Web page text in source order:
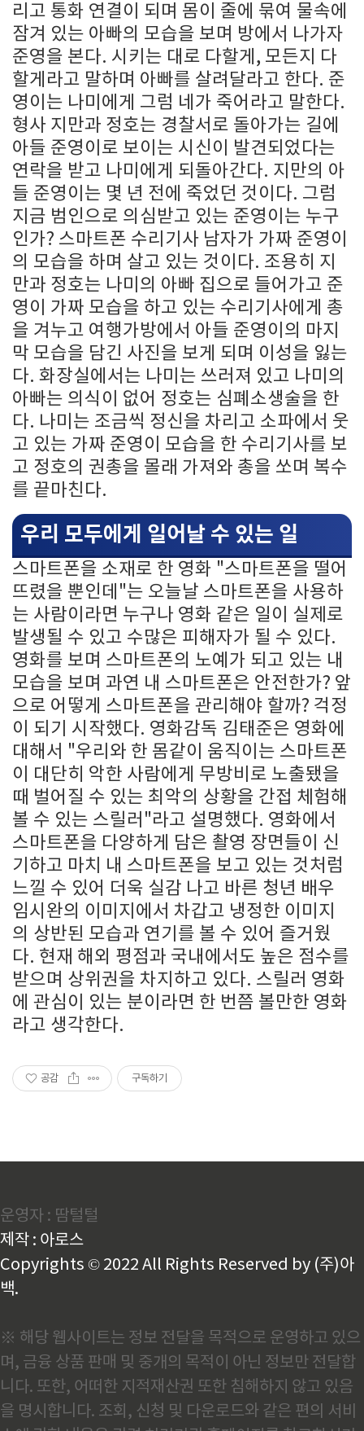
리고 통화 연결이 되며 몸이 줄에 묶여 물속에
잠겨 있는 아빠의 모습을 보며 방에서 나가자
준영을 본다. 시키는 대로 다할게, 모든지 다
할게라고 말하며 아빠를 살려달라고 한다. 준
영이는 나미에게 그럼 네가 죽어라고 말한다.
형사 지만과 정호는 경찰서로 돌아가는 길에
아들 준영이로 보이는 시신이 발견되었다는
연락을 받고 나미에게 되돌아간다. 지만의 아
들 준영이는 몇 년 전에 죽었던 것이다. 그럼
지금 범인으로 의심받고 있는 준영이는 누구
인가? 스마트폰 수리기사 남자가 가짜 준영이
의 모습을 하며 살고 있는 것이다. 조용히 지
만과 정호는 나미의 아빠 집으로 들어가고 준
영이 가짜 모습을 하고 있는 수리기사에게 총
을 겨누고 여행가방에서 아들 준영이의 마지
막 모습을 담긴 사진을 보게 되며 이성을 잃는
다. 화장실에서는 나미는 쓰러져 있고 나미의
아빠는 의식이 없어 정호는 심폐소생술을 한
다. 나미는 조금씩 정신을 차리고 소파에서 웃
고 있는 가짜 준영이 모습을 한 수리기사를 보
고 정호의 권총을 몰래 가져와 총을 쏘며 복수
를 끝마친다.
우리 모두에게 일어날 수 있는 일
스마트폰을 소재로 한 영화 "스마트폰을 떨어
뜨렸을 뿐인데"는 오늘날 스마트폰을 사용하
는 사람이라면 누구나 영화 같은 일이 실제로
발생될 수 있고 수많은 피해자가 될 수 있다.
영화를 보며 스마트폰의 노예가 되고 있는 내
모습을 보며 과연 내 스마트폰은 안전한가? 앞
으로 어떻게 스마트폰을 관리해야 할까? 걱정
이 되기 시작했다. 영화감독 김태준은 영화에
대해서 "우리와 한 몸같이 움직이는 스마트폰
이 대단히 악한 사람에게 무방비로 노출됐을
때 벌어질 수 있는 최악의 상황을 간접 체험해
볼 수 있는 스릴러"라고 설명했다. 영화에서
스마트폰을 다양하게 담은 촬영 장면들이 신
기하고 마치 내 스마트폰을 보고 있는 것처럼
느낄 수 있어 더욱 실감 나고 바른 청년 배우
임시완의 이미지에서 차갑고 냉정한 이미지
의 상반된 모습과 연기를 볼 수 있어 즐거웠
다. 현재 해외 평점과 국내에서도 높은 점수를
받으며 상위권을 차지하고 있다. 스릴러 영화
에 관심이 있는 분이라면 한 번쯤 볼만한 영화
라고 생각한다.
공감 구독하기
운영자 : 땀털털
제작 : 아로스
Copyrights © 2022 All Rights Reserved by (주)아
백.
※ 해당 웹사이트는 정보 전달을 목적으로 운영하고 있으
며, 금융 상품 판매 및 중개의 목적이 아닌 정보만 전달합
니다. 또한, 어떠한 지적재산권 또한 침해하지 않고 있음
을 명시합니다. 조회, 신청 및 다운로드와 같은 편의 서비